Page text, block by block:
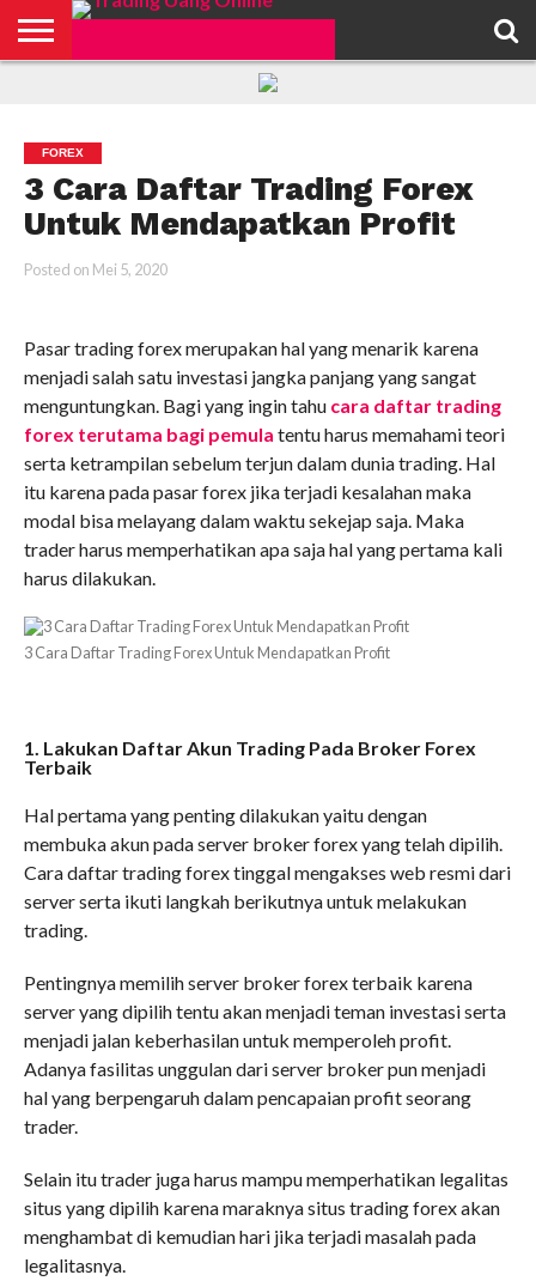
FOREX
3 Cara Daftar Trading Forex
Untuk Mendapatkan Profit
Posted on Mei 5, 2020
Pasar trading forex merupakan hal yang menarik karena
menjadi salah satu investasi jangka panjang yang sangat
menguntungkan. Bagi yang ingin tahu cara daftar trading
forex terutama bagi pemula tentu harus memahami teori
serta ketrampilan sebelum terjun dalam dunia trading. Hal
itu karena pada pasar forex jika terjadi kesalahan maka
modal bisa melayang dalam waktu sekejap saja. Maka
trader harus memperhatikan apa saja hal yang pertama kali
harus dilakukan.
3 Cara Daftar Trading Forex Untuk Mendapatkan Profit
1. Lakukan Daftar Akun Trading Pada Broker Forex
Terbaik
Hal pertama yang penting dilakukan yaitu dengan
membuka akun pada server broker forex yang telah dipilih.
Cara daftar trading forex tinggal mengakses web resmi dari
server serta ikuti langkah berikutnya untuk melakukan
trading.
Pentingnya memilih server broker forex terbaik karena
server yang dipilih tentu akan menjadi teman investasi serta
menjadi jalan keberhasilan untuk memperoleh profit.
Adanya fasilitas unggulan dari server broker pun menjadi
hal yang berpengaruh dalam pencapaian profit seorang
trader.
Selain itu trader juga harus mampu memperhatikan legalitas
situs yang dipilih karena maraknya situs trading forex akan
menghambat di kemudian hari jika terjadi masalah pada
legalitasnya.